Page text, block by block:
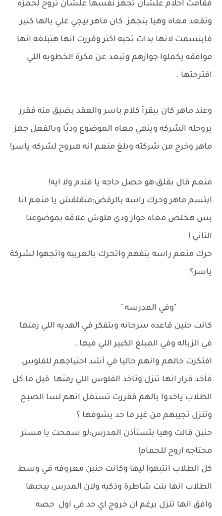
فقامت احلام علشان تجهز نفسها علشان تروح لحمزه
وتقعد معاه وهيا بتجهز كان ماهر بيجي علي بالها كتير
فابتسمت لانها بدات تحبه اكتر وقررت انها هتبلغه انها
موافقه يكملوا جوازهم وتبعد عن فكرة الخطوبه اللي
اقترحتها .
وعند ماهر كان بيقرأ كلام ياسر والعقد بضيق منه فقرر
يروحله الشركه وينهي معاه الموضوع وديًا وبالفعل جهز
ماهر وخرج من شركته وبلغ منعم انه هيروح لشركه ياسر!
منعم قال بقلق:هو حصل حاجه يا فندم ولا ايه!
ابتسم ماهر وحرك راسه بالرفض:متقلقش يا منعم انا
بس هخلص معاه حوار ودي ملوش علاقه بموضوعنا
التاني !
حرك منعم راسه بتفهم واتحرك بالعربيه واتجهوا لشركة
ياسر؟
"وفي المدرسه "
كانت حنين قاعده سرحانه وبتفكر في الهديه اللي رمتها
في الزباله وفي المبلغ الكبير اللي فيها..
افتكرت حالهم وانهم حاليا في أشد احتياجهم للفلوس
فأخد قرار انها تنزل وتاخد الفلوس اللي رمتها قبل ما كل
الطلاب ياخدوا بالهم فقررت تستغل انهم لسا الصبح
وتنزل تجيبهم من غير ما حد يشوفها ؟
حنين قالت وهيا بتستأذن المدرس:لو سمحت يا مستر
محتاجه اروح للحمام!
كل الطلاب انتبهوا ليها وكانت حنين معروفه في وسط
الطلاب انها بنت شاطرة وذكيه ولان المدرس بيحبها
وافق انها تنزل برغم ان خروج اي حد في اول حصه